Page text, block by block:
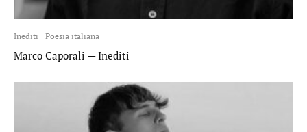
Inediti Poesia italiana
Marco Caporali — Inediti